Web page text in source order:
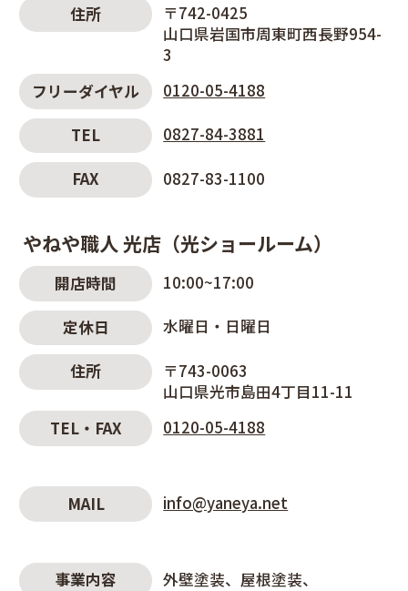
住所
〒742-0425
山口県岩国市周東町西長野954-
3
フリーダイヤル
0120-05-4188
TEL 0827-84-3881
FAX 0827-83-1100
やねや職人 光店（光ショールーム）
開店時間 10:00~17:00
定休日 水曜日・日曜日
住所
〒743-0063
山口県光市島田4丁目11-11
TEL・FAX
0120-05-4188
MAIL info@yaneya.net
事業内容 外壁塗装
屋根塗装